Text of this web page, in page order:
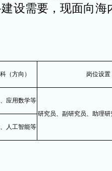
设需要，现面向海
（方向） 岗位设置
应用数学等
研究员、副研究员、助理
人工智能等